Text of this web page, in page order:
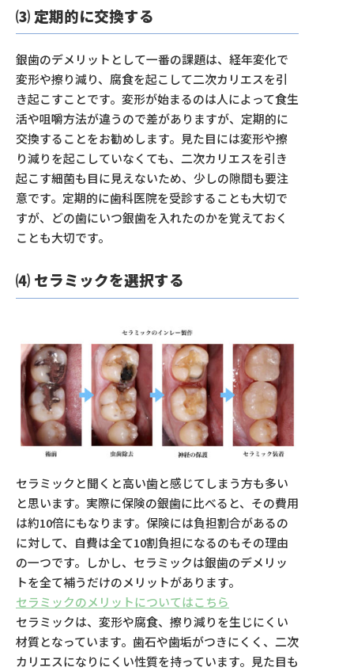
⑶ 定期的に交換する
銀歯のデメリットとして一番の課題は、経年変化で
変形や擦り減り、腐食を起こして二次カリエスを引
き起こすことです。変形が始まるのは人によって食生
活や咀嚼方法が違うので差がありますが、定期的に
交換することをお勧めします。見た目には変形や擦
り減りを起こしていなくても、二次カリエスを引き
起こす細菌も目に見えないため、少しの隙間も要注
意です。定期的に歯科医院を受診することも大切で
すが、どの歯にいつ銀歯を入れたのかを覚えておく
ことも大切です。
⑷ セラミックを選択する
セラミックと聞くと高い歯と感じてしまう方も多い
と思います。実際に保険の銀歯に比べると、その費用
は約10倍にもなります。保険には負担割合があるの
に対して、自費は全て10割負担になるのもその理由
の一つです。しかし、セラミックは銀歯のデメリッ
トを全て補うだけのメリットがあります。
セラミックのメリットについてはこちら
セラミックは、変形や腐食、擦り減りを生じにくい
材質となっています。歯石や歯垢がつきにくく、二次
カリエスになりにくい性質を持っています。見た目も